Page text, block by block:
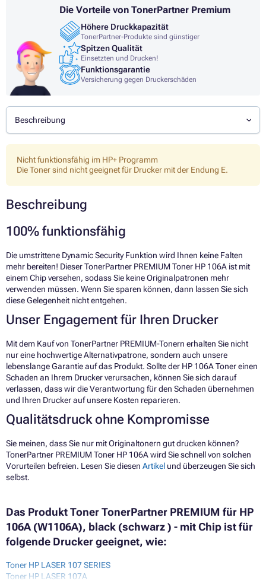
Die Vorteile von TonerPartner Premium
Höhere Druckkapazität
TonerPartner-Produkte sind günstiger
Spitzen Qualität
Einsetzten und Drucken!
Funktionsgarantie
Versicherung gegen Druckerschäden
Beschreibung
Nicht funktionsfähig im HP+ Programm
Die Toner sind nicht geeignet für Drucker mit der Endung E.
Beschreibung
100% funktionsfähig
Die umstrittene Dynamic Security Funktion wird Ihnen keine Falten
mehr bereiten! Dieser TonerPartner PREMIUM Toner HP 106A ist mit
einem Chip versehen, sodass Sie keine Originalpatronen mehr
verwenden müssen. Wenn Sie sparen können, dann lassen Sie sich
diese Gelegenheit nicht entgehen.
Unser Engagement für Ihren Drucker
Mit dem Kauf von TonerPartner PREMIUM-Tonern erhalten Sie nicht
nur eine hochwertige Alternativpatrone, sondern auch unsere
lebenslange Garantie auf das Produkt. Sollte der HP 106A Toner einen
Schaden an Ihrem Drucker verursachen, können Sie sich darauf
verlassen, dass wir die Verantwortung für den Schaden übernehmen
und Ihren Drucker auf unsere Kosten reparieren.
Qualitätsdruck ohne Kompromisse
Sie meinen, dass Sie nur mit Originaltonern gut drucken können?
TonerPartner PREMIUM Toner HP 106A wird Sie schnell von solchen
Vorurteilen befreien. Lesen Sie diesen Artikel und überzeugen Sie sich
selbst.
Das Produkt Toner TonerPartner PREMIUM für HP
106A (W1106A), black (schwarz ) - mit Chip ist für
folgende Drucker geeignet, wie:
Toner HP LASER 107 SERIES
Toner HP LASER 107A